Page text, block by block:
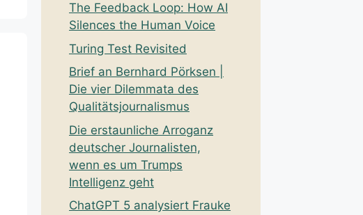
The Feedback Loop: How AI
Silences the Human Voice
Turing Test Revisited
Brief an Bernhard Pörksen |
Die vier Dilemmata des
Qualitätsjournalismus
Die erstaunliche Arroganz
deutscher Journalisten,
wenn es um Trumps
Intelligenz geht
ChatGPT 5 analysiert Frauke